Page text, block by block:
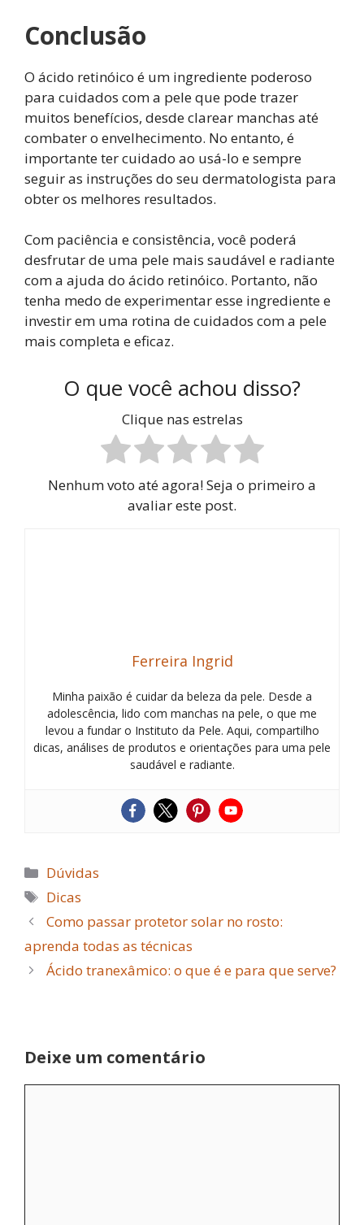
Conclusão
O ácido retinóico é um ingrediente poderoso
para cuidados com a pele que pode trazer
muitos benefícios, desde clarear manchas até
combater o envelhecimento. No entanto, é
importante ter cuidado ao usá-lo e sempre
seguir as instruções do seu dermatologista para
obter os melhores resultados.
Com paciência e consistência, você poderá
desfrutar de uma pele mais saudável e radiante
com a ajuda do ácido retinóico. Portanto, não
tenha medo de experimentar esse ingrediente e
investir em uma rotina de cuidados com a pele
mais completa e eficaz.
O que você achou disso?
Clique nas estrelas
Nenhum voto até agora! Seja o primeiro a
avaliar este post.
Ferreira Ingrid
Minha paixão é cuidar da beleza da pele. Desde a
adolescência, lido com manchas na pele, o que me
levou a fundar o Instituto da Pele. Aqui, compartilho
dicas, análises de produtos e orientações para uma pele
saudável e radiante.
Categorias
Dúvidas
Tags
Dicas
Como passar protetor solar no rosto:
aprenda todas as técnicas
Ácido tranexâmico: o que é e para que serve?
Deixe um comentário